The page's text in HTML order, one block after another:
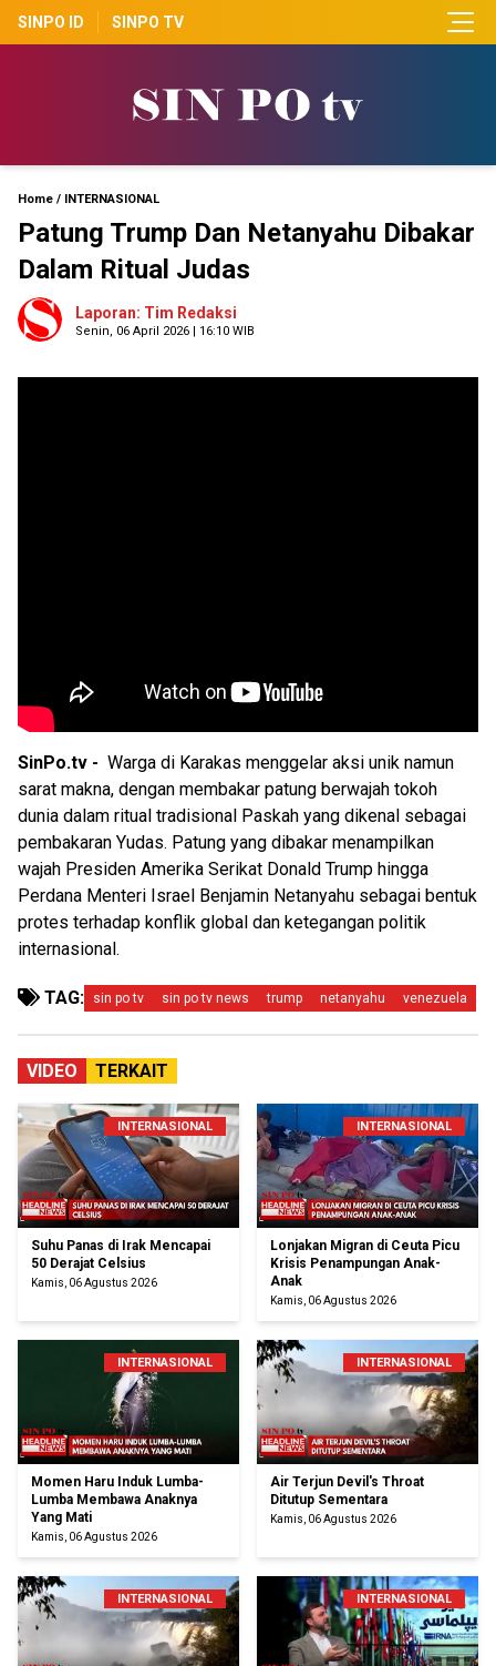
SINPO ID SINPO TV
Home / INTERNASIONAL
Patung Trump Dan Netanyahu Dibakar
Dalam Ritual Judas
Laporan: Tim Redaksi
Senin, 06 April 2026 | 16:10 WIB
SinPo.tv - Warga di Karakas menggelar aksi unik namun
sarat makna, dengan membakar patung berwajah tokoh
dunia dalam ritual tradisional Paskah yang dikenal sebagai
pembakaran Yudas. Patung yang dibakar menampilkan
wajah Presiden Amerika Serikat Donald Trump hingga
Perdana Menteri Israel Benjamin Netanyahu sebagai bentuk
protes terhadap konflik global dan ketegangan politik
internasional.
TAG: sin po tv sin po tv news trump netanyahu venezuela
VIDEO TERKAIT
INTERNASIONAL
Suhu Panas di Irak Mencapai
50 Derajat Celsius
Kamis, 06 Agustus 2026
INTERNASIONAL
Lonjakan Migran di Ceuta Picu
Krisis Penampungan Anak-
Anak
Kamis, 06 Agustus 2026
INTERNASIONAL
Momen Haru Induk Lumba-
Lumba Membawa Anaknya
Yang Mati
Kamis, 06 Agustus 2026
INTERNASIONAL
Air Terjun Devil's Throat
Ditutup Sementara
Kamis, 06 Agustus 2026
INTERNASIONAL INTERNASIONAL